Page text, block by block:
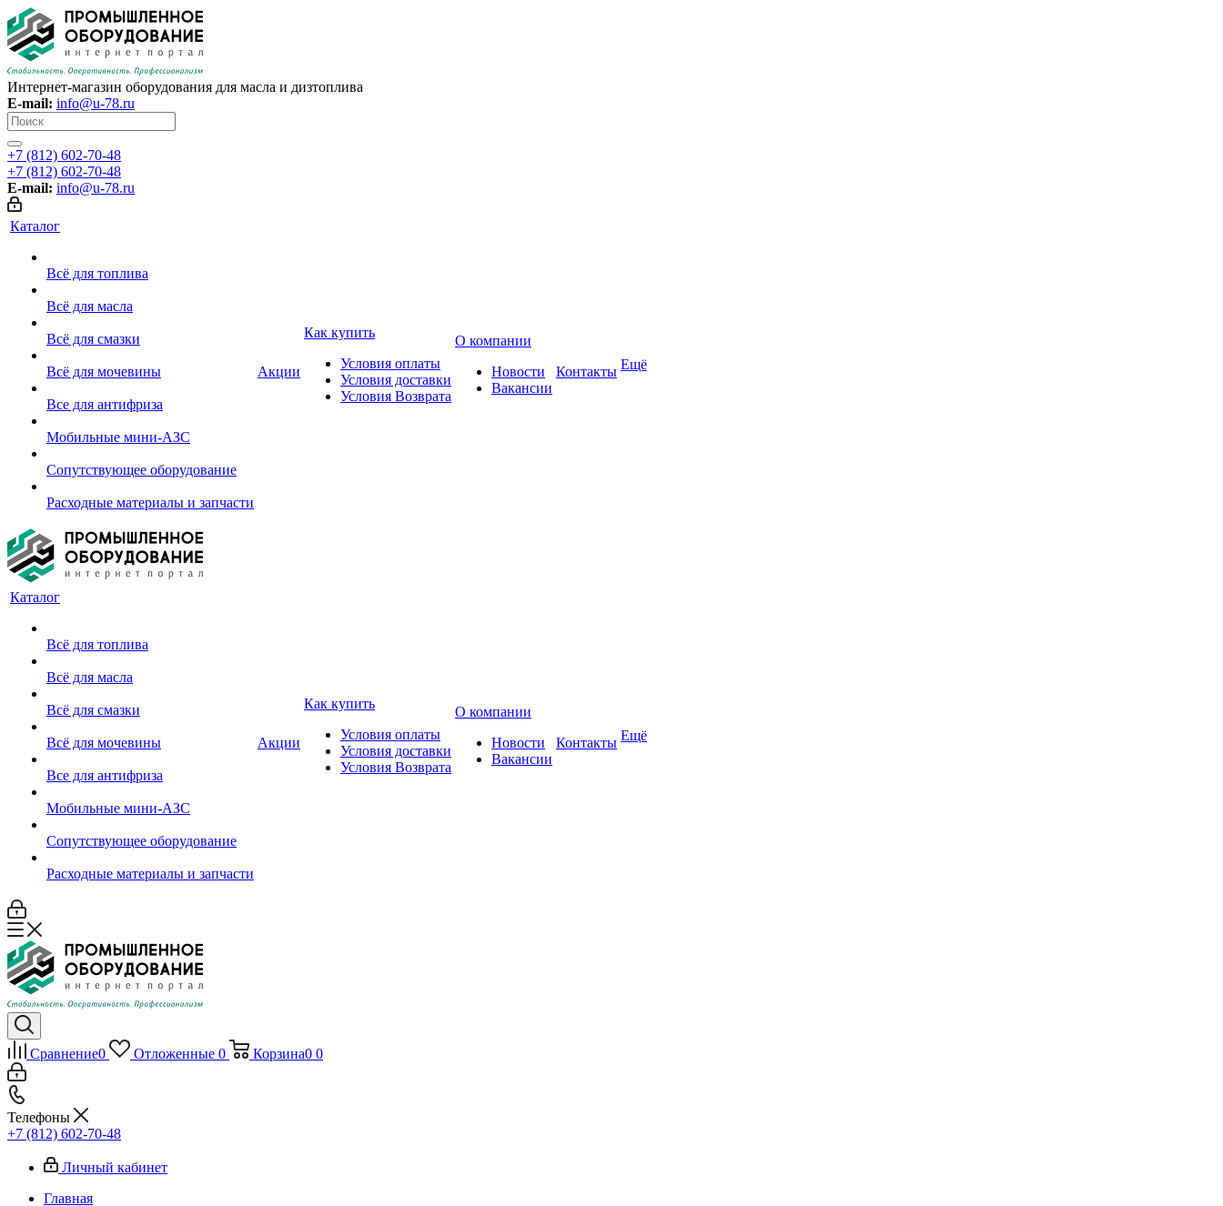
Интернет-магазин оборудования для масла и дизтоплива
E-mail: info@u-78.ru
+7 (812) 602-70-48
+7 (812) 602-70-48
E-mail: info@u-78.ru
Каталог
Всё для топлива
Всё для масла
Всё для смазки
Всё для мочевины
Все для антифриза
Мобильные мини-АЗС
Сопутствующее оборудование
Расходные материалы и запчасти
Акции
Как купить
Условия оплаты
Условия доставки
Условия Возврата
О компании
Новости
Вакансии
Контакты Ещё
Каталог
Всё для топлива
Всё для масла
Всё для смазки
Всё для мочевины
Все для антифриза
Мобильные мини-АЗС
Сопутствующее оборудование
Расходные материалы и запчасти
Акции
Как купить
Условия оплаты
Условия доставки
Условия Возврата
О компании
Новости
Вакансии
Контакты Ещё
Сравнение0 Отложенные 0 Корзина0 0
Телефоны
+7 (812) 602-70-48
Личный кабинет
Главная